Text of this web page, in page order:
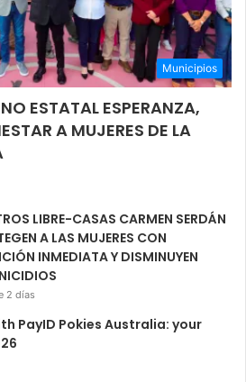
Municipios
ESTATAL ESPERANZA,
A MUJERES DE LA
LIBRE-CASAS CARMEN SERDÁN
A LAS MUJERES CON
INMEDIATA Y DISMINUYEN
2 días
PayID Pokies Australia: your